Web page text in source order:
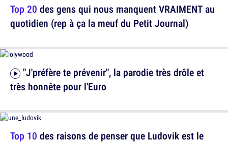
très honnête pour l'Euro
Top 20 des gens qui nous manquent VRAIMENT au
quotidien (rep à ça la meuf du Petit Journal)
Top 10 des raisons de penser que Ludovik est le